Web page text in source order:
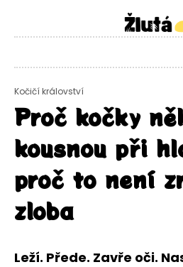
Kočičí království
Proč kočky
kousnou při
proč to není
zloba
Leží. Přede. Zavře oči.